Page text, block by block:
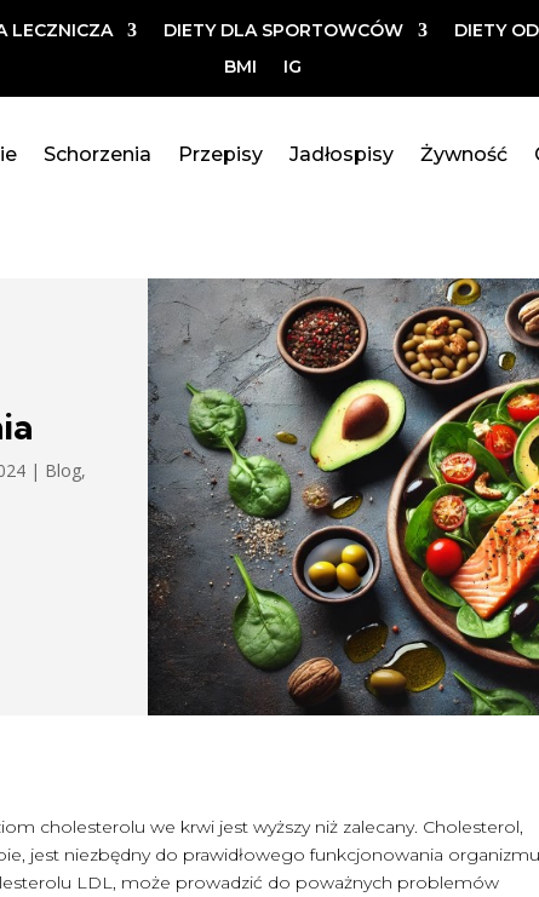
LECZNICZA DIETY DLA SPORTOWCÓW DIETY
BMI
IG
Schorzenia Przepisy Jadłospisy Żywność
| Blog,
cholesterolu we krwi jest wyższy niż zalecany. Cholesterol,
jest niezbędny do prawidłowego funkcjonowania organizmu,
LDL, może prowadzić do poważnych problemów